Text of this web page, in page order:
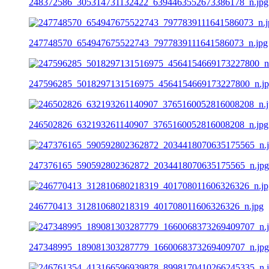
247748570_654947675522743_7977839111641586073_n.jpg
246502826_632193261140907_3765160052816008208_n.jpg
247376165_590592802362872_2034418070635175565_n.jpg
246770413_312810680218319_401708011606326326_n.jpg
247348995_189081303287779_1660068373269409707_n.jpg